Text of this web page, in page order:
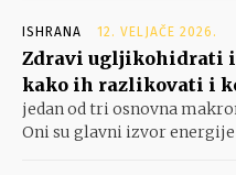
ISHRANA 12. VELJAČE 2026.
Zdravi ugljikohidrati
kako ih razlikovati i
jedan od tri osnovna
Oni su glavni izvor energije